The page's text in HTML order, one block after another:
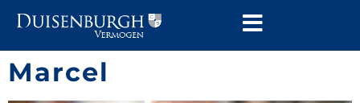
Marcel